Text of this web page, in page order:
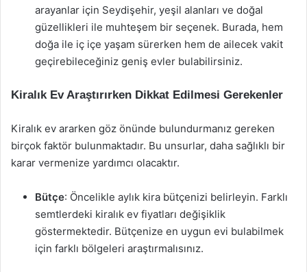
arayanlar için Seydişehir, yeşil alanları ve doğal
güzellikleri ile muhteşem bir seçenek. Burada, hem
doğa ile iç içe yaşam sürerken hem de ailecek vakit
geçirebileceğiniz geniş evler bulabilirsiniz.
Kiralık Ev Araştırırken Dikkat Edilmesi Gerekenler
Kiralık ev ararken göz önünde bulundurmanız gereken
birçok faktör bulunmaktadır. Bu unsurlar, daha sağlıklı bir
karar vermenize yardımcı olacaktır.
Bütçe: Öncelikle aylık kira bütçenizi belirleyin. Farklı
semtlerdeki kiralık ev fiyatları değişiklik
göstermektedir. Bütçenize en uygun evi bulabilmek
için farklı bölgeleri araştırmalısınız.